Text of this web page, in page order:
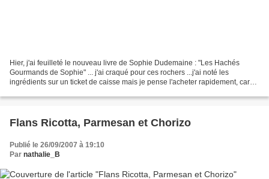
Hier, j'ai feuilleté le nouveau livre de Sophie Dudemaine : "Les Hachés
Gourmands de Sophie" ... j'ai craqué pour ces rochers ...j'ai noté les
ingrédients sur un ticket de caisse mais je pense l'acheter rapidement, car
Flans Ricotta, Parmesan et Chorizo
Publié le 26/09/2007 à 19:10
Par nathalie_B